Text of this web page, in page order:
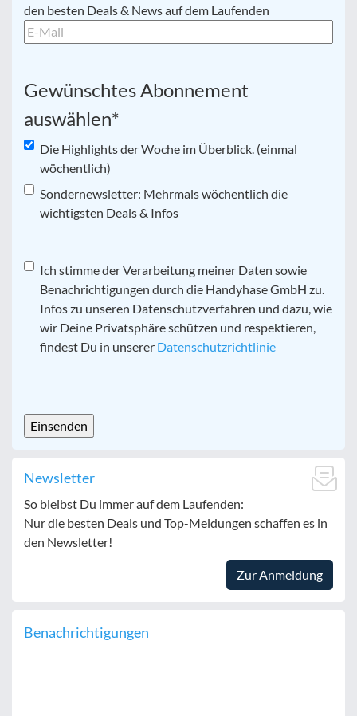
Mail *
den besten Deals & News auf dem Laufenden
Gewünschtes Abonnement
auswählen*
Die Highlights der Woche im Überblick. (einmal
wöchentlich)
Sondernewsletter: Mehrmals wöchentlich die
wichtigsten Deals & Infos
Datenschutz*
Ich stimme der Verarbeitung meiner Daten sowie
Benachrichtigungen durch die Handyhase GmbH zu.
Infos zu unseren Datenschutzverfahren und dazu, wie
wir Deine Privatsphäre schützen und respektieren,
findest Du in unserer Datenschutzrichtlinie
Newsletter
So bleibst Du immer auf dem Laufenden:
Nur die besten Deals und Top-Meldungen schaffen es in
den Newsletter!
Zur Anmeldung
Benachrichtigungen